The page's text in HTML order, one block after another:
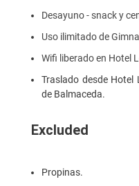
Desayuno - snack y
Uso ilimitado de
Wifi liberado en Hotel
Traslado desde Hotel
de Balmaceda.
Excluded
Propinas.